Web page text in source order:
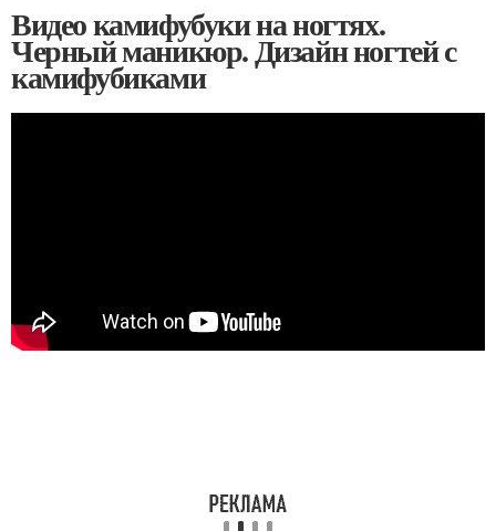
Видео камифубуки на ногтях.
Черный маникюр. Дизайн ногтей с
камифубиками